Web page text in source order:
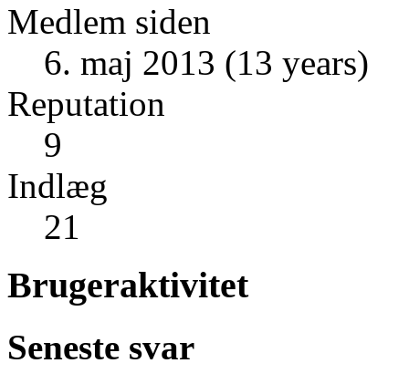
Medlem siden
6. maj 2013 (13 years)
Reputation
9
Indlæg
21
Brugeraktivitet
Seneste svar